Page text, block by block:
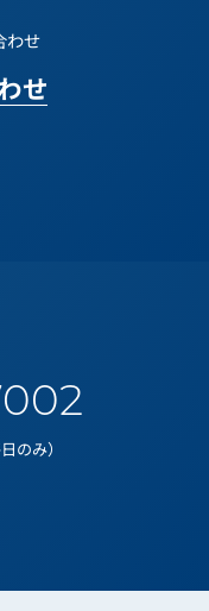
わせ
せ
のみ）